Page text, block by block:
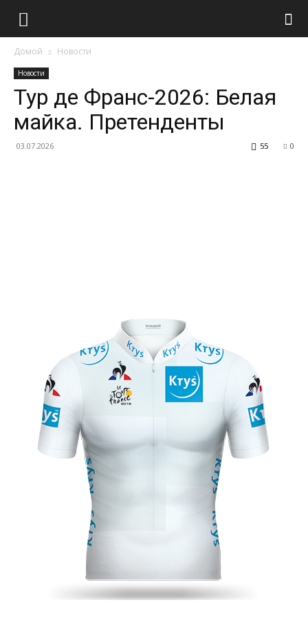
Домой Новости
Новости
Тур де Франс-2026: Белая
майка. Претенденты
03.07.2026 0
55